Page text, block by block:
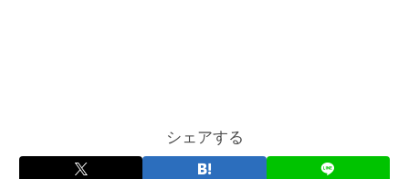
シェアする